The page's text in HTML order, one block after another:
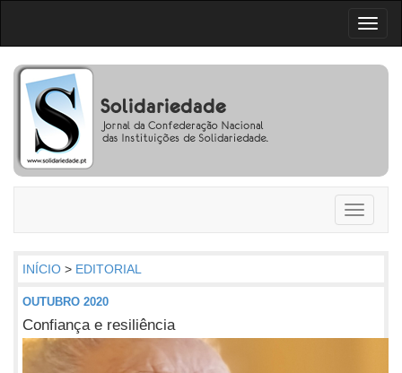
Toggle
INÍCIO > EDITORIAL
OUTUBRO 2020
Confiança e resiliência